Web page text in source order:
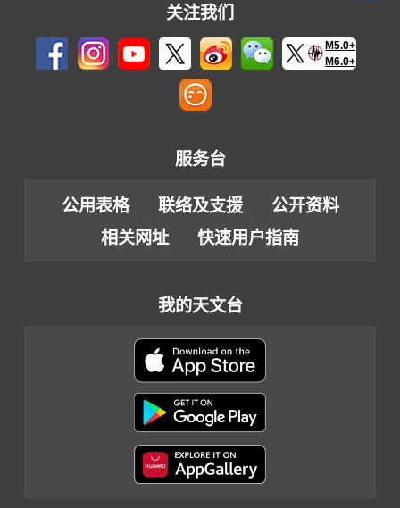
关注我们
M5.0+
M6.0+
服务台
公用表格 联络及支援
公开资料
相关网址
快速用户指南
我的天文台